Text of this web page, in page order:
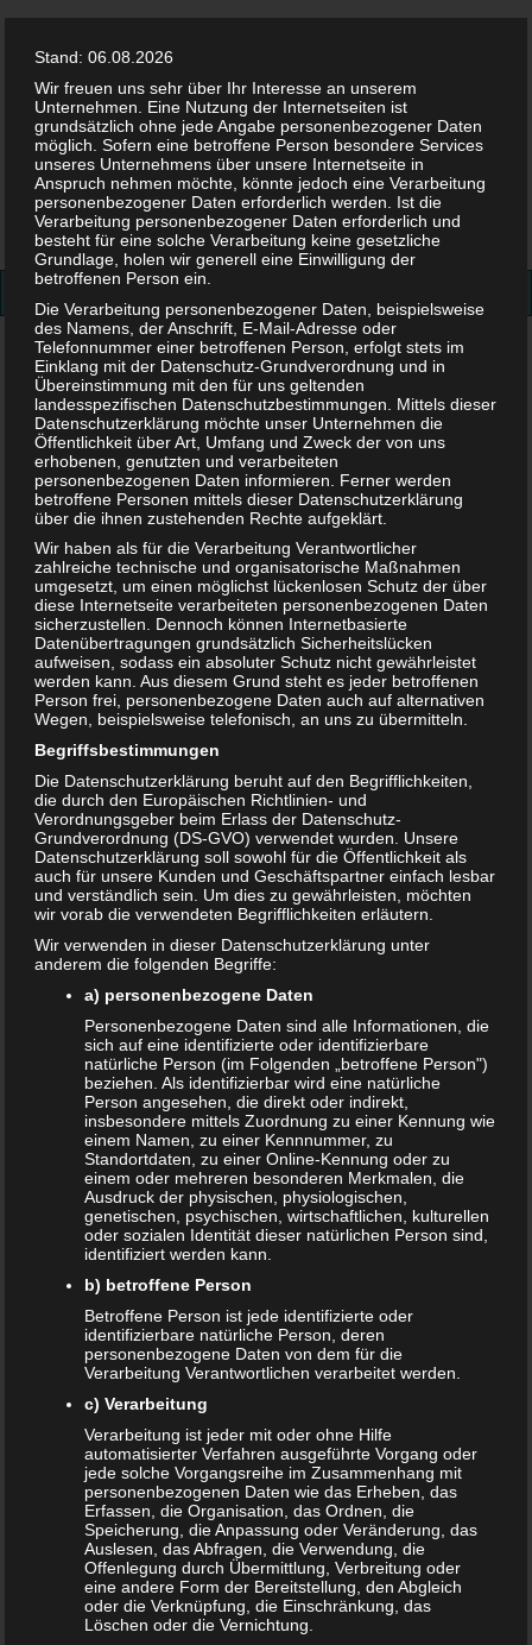
Facebook
Twitter
Suchen
nach:
Eltern>Familienplanung>Trennungsbuch für Kinder –
wie sagt man es am besten?
Trennungsbuch für Kinder –
wie sagt man es am besten?
8. JULI 2019
Die Eltern streiten sich nur noch, beiden macht die
Beziehung keinen Spaß mehr und irgendwann kommt der
Tag, vor dem sich die ganze Familie gefürchtet hat: der
Tag der Trennung. Zunächst gibt es nur ein Gespräch
zwischen den Eltern. Nur wann ist es an der Zeit, es den
Kindern zu sagen? Und vor allem, wie sollte man es ihnen
sagen? Eine echte Hilfe kann ein sogenanntes
Trennungsbuch für Kinder sein.
Wann sollten die Eltern den
Kindern von der Trennung
erzählen?
Einseitige Entscheidungen vorzeitig mitzuteilen, ist ganz
sicher der falsche Weg. Die Eltern sollten sich einig sein,
dass nun ein Schlussstrich unter die Beziehung gezogen
wird. Wenn sich dann beide Eltern einig sind, dann sollten
auch die Kinder über die Trennung informiert werden. Es
sollte allerdings darauf geachtet werden, dass die Kinder
nicht erst zum letztmöglichen Zeitpunkt informiert werden.
Stand: 06.08.2026
Wir freuen uns sehr über Ihr Interesse an unserem
Unternehmen. Eine Nutzung der Internetseiten ist
grundsätzlich ohne jede Angabe personenbezogener Daten
möglich. Sofern eine betroffene Person besondere Services
unseres Unternehmens über unsere Internetseite in
Anspruch nehmen möchte, könnte jedoch eine Verarbeitung
personenbezogener Daten erforderlich werden. Ist die
Verarbeitung personenbezogener Daten erforderlich und
besteht für eine solche Verarbeitung keine gesetzliche
Grundlage, holen wir generell eine Einwilligung der
betroffenen Person ein.
Die Verarbeitung personenbezogener Daten, beispielsweise
des Namens, der Anschrift, E-Mail-Adresse oder
Telefonnummer einer betroffenen Person, erfolgt stets im
Einklang mit der Datenschutz-Grundverordnung und in
Übereinstimmung mit den für uns geltenden
landesspezifischen Datenschutzbestimmungen. Mittels dieser
Datenschutzerklärung möchte unser Unternehmen die
Öffentlichkeit über Art, Umfang und Zweck der von uns
erhobenen, genutzten und verarbeiteten
personenbezogenen Daten informieren. Ferner werden
betroffene Personen mittels dieser Datenschutzerklärung
über die ihnen zustehenden Rechte aufgeklärt.
Wir haben als für die Verarbeitung Verantwortlicher
zahlreiche technische und organisatorische Maßnahmen
umgesetzt, um einen möglichst lückenlosen Schutz der über
diese Internetseite verarbeiteten personenbezogenen Daten
sicherzustellen. Dennoch können Internetbasierte
Datenübertragungen grundsätzlich Sicherheitslücken
aufweisen, sodass ein absoluter Schutz nicht gewährleistet
werden kann. Aus diesem Grund steht es jeder betroffenen
Person frei, personenbezogene Daten auch auf alternativen
Wegen, beispielsweise telefonisch, an uns zu übermitteln.
Begriffsbestimmungen
Die Datenschutzerklärung beruht auf den Begrifflichkeiten,
die durch den Europäischen Richtlinien- und
Verordnungsgeber beim Erlass der Datenschutz-
Grundverordnung (DS-GVO) verwendet wurden. Unsere
Datenschutzerklärung soll sowohl für die Öffentlichkeit als
auch für unsere Kunden und Geschäftspartner einfach lesbar
und verständlich sein. Um dies zu gewährleisten, möchten
wir vorab die verwendeten Begrifflichkeiten erläutern.
Wir verwenden in dieser Datenschutzerklärung unter
anderem die folgenden Begriffe:
a) personenbezogene Daten
Personenbezogene Daten sind alle Informationen, die
sich auf eine identifizierte oder identifizierbare
natürliche Person (im Folgenden „betroffene Person")
beziehen. Als identifizierbar wird eine natürliche
Person angesehen, die direkt oder indirekt,
insbesondere mittels Zuordnung zu einer Kennung wie
einem Namen, zu einer Kennnummer, zu
Standortdaten, zu einer Online-Kennung oder zu
einem oder mehreren besonderen Merkmalen, die
Ausdruck der physischen, physiologischen,
genetischen, psychischen, wirtschaftlichen, kulturellen
oder sozialen Identität dieser natürlichen Person sind,
identifiziert werden kann.
b) betroffene Person
Betroffene Person ist jede identifizierte oder
identifizierbare natürliche Person, deren
personenbezogene Daten von dem für die
Verarbeitung Verantwortlichen verarbeitet werden.
c) Verarbeitung
Verarbeitung ist jeder mit oder ohne Hilfe
automatisierter Verfahren ausgeführte Vorgang oder
jede solche Vorgangsreihe im Zusammenhang mit
personenbezogenen Daten wie das Erheben, das
Erfassen, die Organisation, das Ordnen, die
Speicherung, die Anpassung oder Veränderung, das
Auslesen, das Abfragen, die Verwendung, die
Offenlegung durch Übermittlung, Verbreitung oder
eine andere Form der Bereitstellung, den Abgleich
oder die Verknüpfung, die Einschränkung, das
Löschen oder die Vernichtung.